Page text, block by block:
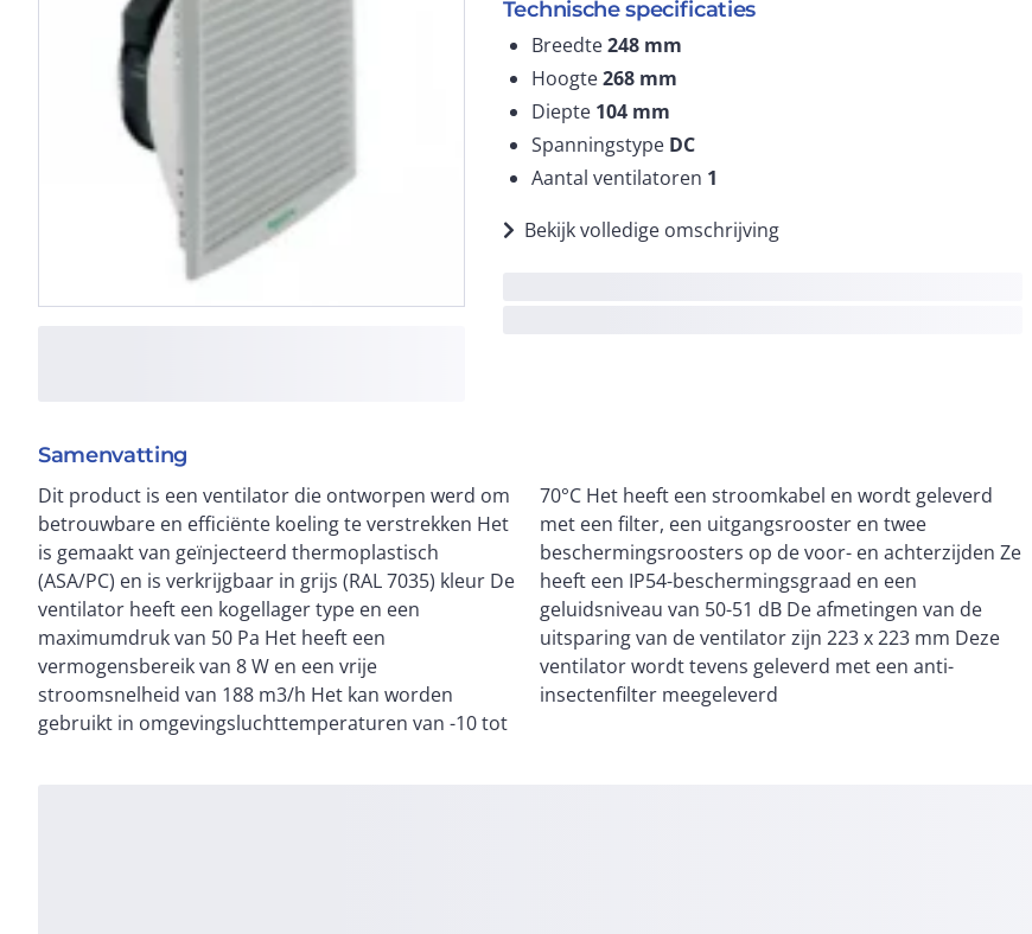
Technische specificaties
Breedte248 mm
Hoogte268 mm
Diepte 104 mm
Spanningstype DC
Aantal ventilatoren 1
Bekijk volledige omschrijving
Samenvatting
Dit product is een ventilator die ontworpen werd om
betrouwbare en efficiënte koeling te verstrekken Het
is gemaakt van geïnjecteerd thermoplastisch
(ASA/PC) en is verkrijgbaar in grijs (RAL 7035) kleur De
ventilator heeft een kogellager type en een
maximumdruk van 50 Pa Het heeft een
vermogensbereik van 8 W en een vrije
stroomsnelheid van 188 m3/h Het kan worden
gebruikt in omgevingsluchttemperaturen van -10 tot
70°C Het heeft een stroomkabel en wordt geleverd
met een filter, een uitgangsrooster en twee
beschermingsroosters op de voor- en achterzijden Ze
heeft een IP54-beschermingsgraad en een
geluidsniveau van 50-51 dB De afmetingen van de
uitsparing van de ventilator zijn 223 x 223 mm Deze
ventilator wordt tevens geleverd met een anti-
insectenfilter meegeleverd